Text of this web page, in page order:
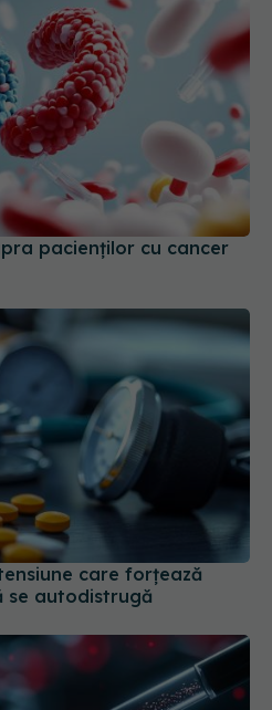
pacienților cu cancer
care forțează
se autodistrugă